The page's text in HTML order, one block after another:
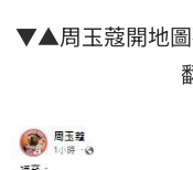
▼▲周玉蔻開地圖